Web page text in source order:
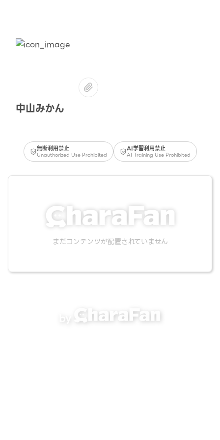
中山みかん
無断利用禁止
Unauthorized Use Prohibited
AI学習利用禁止
AI Training Use Prohibited
まだコンテンツが配置されていません